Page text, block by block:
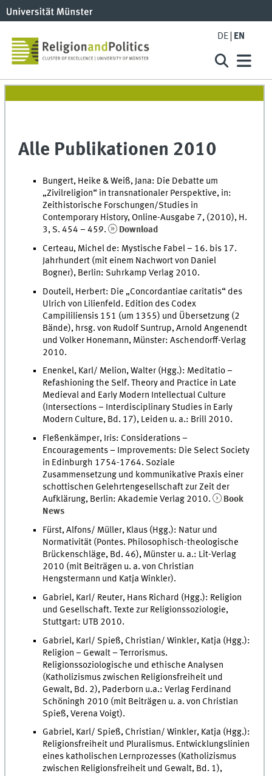
DE EN
Alle Publikationen 2010
Bungert, Heike & Weiß, Jana: Die Debatte um
„Zivilreligion“ in transnationaler Perspektive, in:
Zeithistorische Forschungen/Studies in
Contemporary History, Online-Ausgabe 7, (2010), H.
3, S. 454 – 459.
Download
Certeau, Michel de: Mystische Fabel – 16. bis 17.
Jahrhundert (mit einem Nachwort von Daniel
Bogner), Berlin: Suhrkamp Verlag 2010.
Douteil, Herbert: Die „Concordantiae caritatis“ des
Ulrich von Lilienfeld. Edition des Codex
Campililiensis 151 (um 1355) und Übersetzung (2
Bände), hrsg. von Rudolf Suntrup, Arnold Angenendt
und Volker Honemann, Münster: Aschendorff-Verlag
2010.
Enenkel, Karl/ Melion, Walter (Hgg.): Meditatio –
Refashioning the Self. Theory and Practice in Late
Medieval and Early Modern Intellectual Culture
(Intersections – Interdisciplinary Studies in Early
Modern Culture, Bd. 17), Leiden u. a.: Brill 2010.
Fleßenkämper, Iris: Considerations –
Encouragements – Improvements: Die Select Society
in Edinburgh 1754-1764. Soziale
Zusammensetzung und kommunikative Praxis einer
schottischen Gelehrtengesellschaft zur Zeit der
Aufklärung, Berlin: Akademie Verlag 2010.
Book
News
Fürst, Alfons/ Müller, Klaus (Hgg.): Natur und
Normativität (Pontes. Philosophisch-theologische
Brückenschläge, Bd. 46), Münster u. a.: Lit-Verlag
2010 (mit Beiträgen u. a. von Christian
Hengstermann und Katja Winkler).
Gabriel, Karl/ Reuter, Hans Richard (Hgg.): Religion
und Gesellschaft. Texte zur Religionssoziologie,
Stuttgart: UTB 2010.
Gabriel, Karl/ Spieß, Christian/ Winkler, Katja (Hgg.):
Religion – Gewalt – Terrorismus.
Religionssoziologische und ethische Analysen
(Katholizismus zwischen Religionsfreiheit und
Gewalt, Bd. 2), Paderborn u.a.: Verlag Ferdinand
Schöningh 2010 (mit Beiträgen u. a. von Christian
Spieß, Verena Voigt).
Gabriel, Karl/ Spieß, Christian/ Winkler, Katja (Hgg.):
Religionsfreiheit und Pluralismus. Entwicklungslinien
eines katholischen Lernprozesses (Katholizismus
zwischen Religionsfreiheit und Gewalt, Bd. 1),